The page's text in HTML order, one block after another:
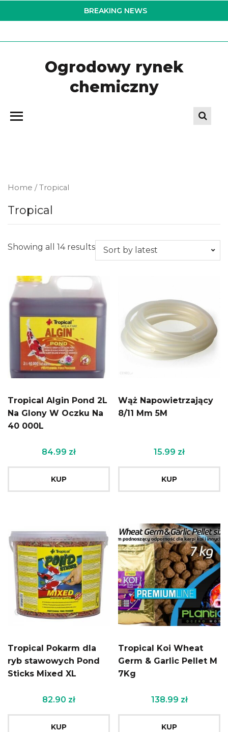
to
BREAKING NEWS
Ogrodowy rynek
chemiczny
Home / Tropical
Tropical
Showing all 14 results
Tropical Algin Pond 2L
Na Glony W Oczku Na
40 000L
84.99 zł
KUP
Wąż Napowietrzający
8/11 Mm 5M
15.99 zł
KUP
Tropical Pokarm dla
ryb stawowych Pond
Sticks Mixed XL
82.90 zł
KUP
Tropical Koi Wheat
Germ & Garlic Pellet M
7Kg
138.99 zł
KUP